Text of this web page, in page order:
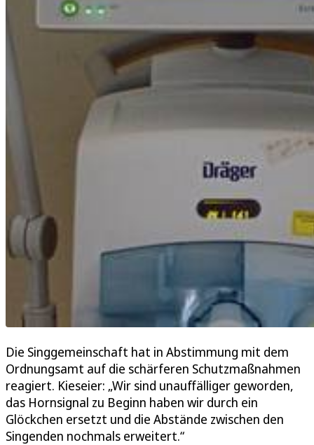
Die Singgemeinschaft hat in Abstimmung mit dem
Ordnungsamt auf die schärferen Schutzmaßnahmen
reagiert. Kieseier: „Wir sind unauffälliger geworden,
das Hornsignal zu Beginn haben wir durch ein
Glöckchen ersetzt und die Abstände zwischen den
Singenden nochmals erweitert.“